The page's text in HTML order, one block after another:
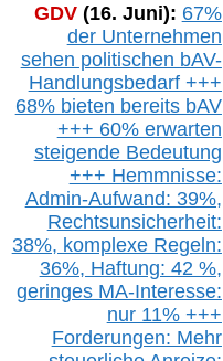
GDV (16. Juni): 67%
der Unternehmen
sehen politischen bAV-
Handlungsbedarf +++
68% bieten bereits bAV
+++ 60% erwarten
steigende Bedeutung
+++ Hemmnisse:
Admin-Aufwand: 39%,
Rechtsunsicherheit:
38%, komplexe Regeln:
36%, Haftung: 42 %,
geringes MA-Interesse:
nur 11% +++
Forderungen: Mehr